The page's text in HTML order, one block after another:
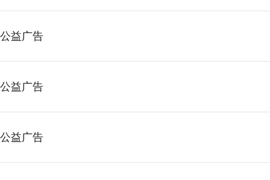
公益广告
公益广告
公益广告